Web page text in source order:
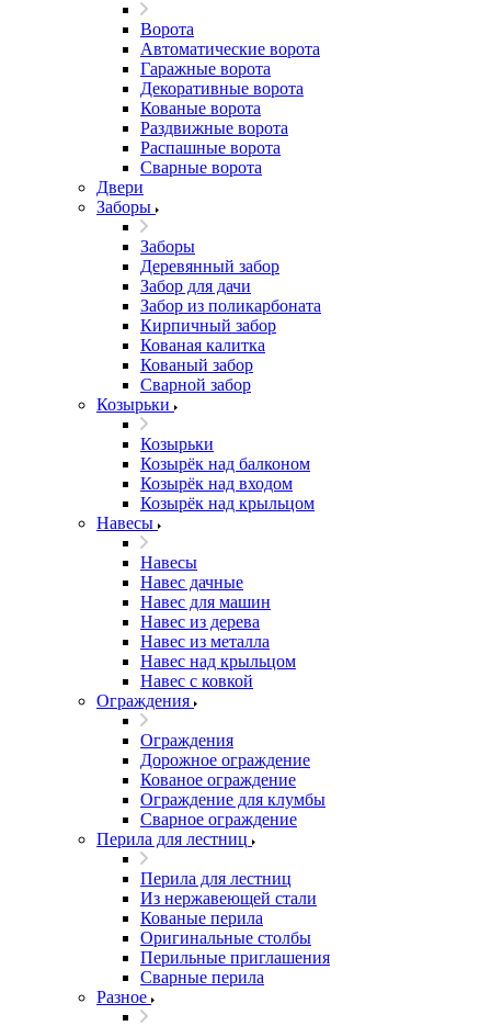
Ворота
Автоматические ворота
Гаражные ворота
Декоративные ворота
Кованые ворота
Раздвижные ворота
Распашные ворота
Сварные ворота
Двери
Заборы
Заборы
Деревянный забор
Забор для дачи
Забор из поликарбоната
Кирпичный забор
Кованая калитка
Кованый забор
Сварной забор
Козырьки
Козырьки
Козырёк над балконом
Козырёк над входом
Козырёк над крыльцом
Навесы
Навесы
Навес дачные
Навес для машин
Навес из дерева
Навес из металла
Навес над крыльцом
Навес с ковкой
Ограждения
Ограждения
Дорожное ограждение
Кованое ограждение
Ограждение для клумбы
Сварное ограждение
Перила для лестниц
Перила для лестниц
Из нержавеющей стали
Кованые перила
Оригинальные столбы
Перильные приглашения
Сварные перила
Разное